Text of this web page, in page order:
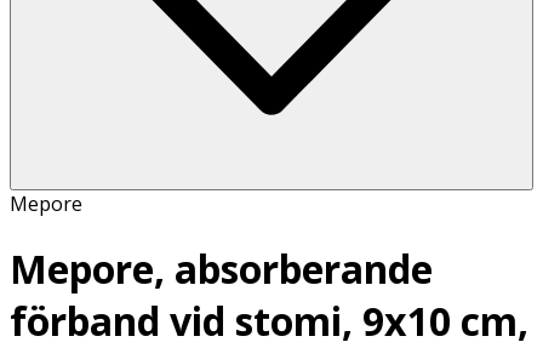
Mepore
Mepore, absorberande
förband vid stomi, 9x10 cm,